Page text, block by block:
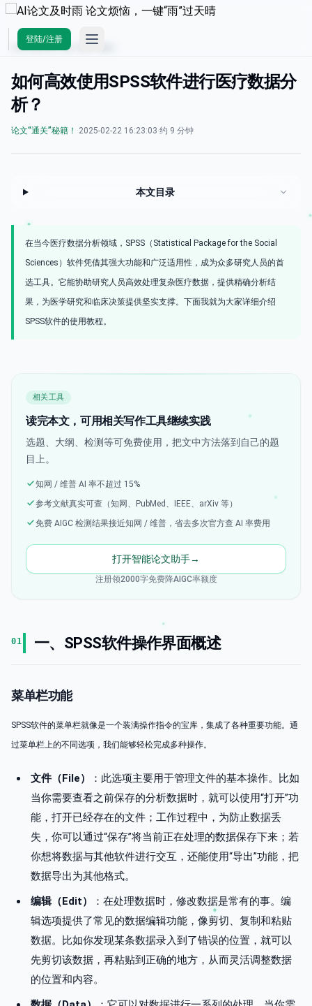
登陆/注册 Open main menu
AI论文及时雨 论文“通关”秘籍！
如何高效使用SPSS软件进行医疗数据分
析？
论文“通关”秘籍！ ·2025-02-22 16:23:03·约 9 分钟
本文目录
在当今医疗数据分析领域，SPSS（Statistical Package for the Social
Sciences）软件凭借其强大功能和广泛适用性，成为众多研究人员的首
选工具。它能协助研究人员高效处理复杂医疗数据，提供精确分析结
果，为医学研究和临床决策提供坚实支撑。下面我就为大家详细介绍
SPSS软件的使用教程。
相关工具
读完本文，可用相关写作工具继续实践
选题、大纲、检测等可免费使用，把文中方法落到自己的题
目上。
知网 / 维普 AI 率不超过 15%
参考文献真实可查（知网、PubMed、IEEE、arXiv 等）
免费 AIGC 检测结果接近知网 / 维普，省去多次官方查 AI 率费用
打开智能论文助手→
注册领2000字免费降AIGC率额度
01 一、SPSS软件操作界面概述
菜单栏功能
SPSS软件的菜单栏就像是一个装满操作指令的宝库，集成了各种重要功能。通
过菜单栏上的不同选项，我们能够轻松完成多种操作。
文件（File）
：此选项主要用于管理文件的基本操作。比如
当你需要查看之前保存的分析数据时，就可以使用“打开”功
能，打开已经存在的文件；工作过程中，为防止数据丢
失，你可以通过“保存”将当前正在处理的数据保存下来；若
你想将数据与其他软件进行交互，还能使用“导出”功能，把
数据导出为其他格式。
编辑（Edit）
：在处理数据时，修改数据是常有的事。编
辑选项提供了常见的数据编辑功能，像剪切、复制和粘贴
数据。比如你发现某条数据录入到了错误的位置，就可以
先剪切该数据，再粘贴到正确的地方，从而灵活调整数据
的位置和内容。